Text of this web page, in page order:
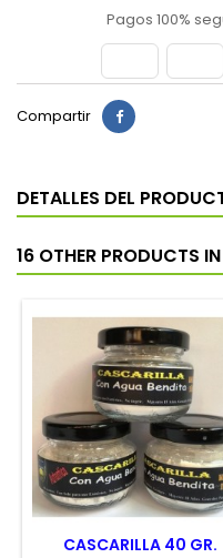
Pagos 100%
Compartir
DETALLES DEL
16 OTHER PRODUCTS
CASCARILLA 40 GR.